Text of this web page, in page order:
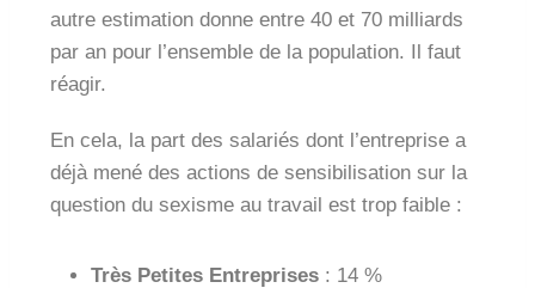
autre estimation donne entre 40 et 70 milliards
par an pour l’ensemble de la population. Il faut
réagir.
En cela, la part des salariés dont l’entreprise a
déjà mené des actions de sensibilisation sur la
question du sexisme au travail est trop faible :
Très Petites Entreprises : 14 %